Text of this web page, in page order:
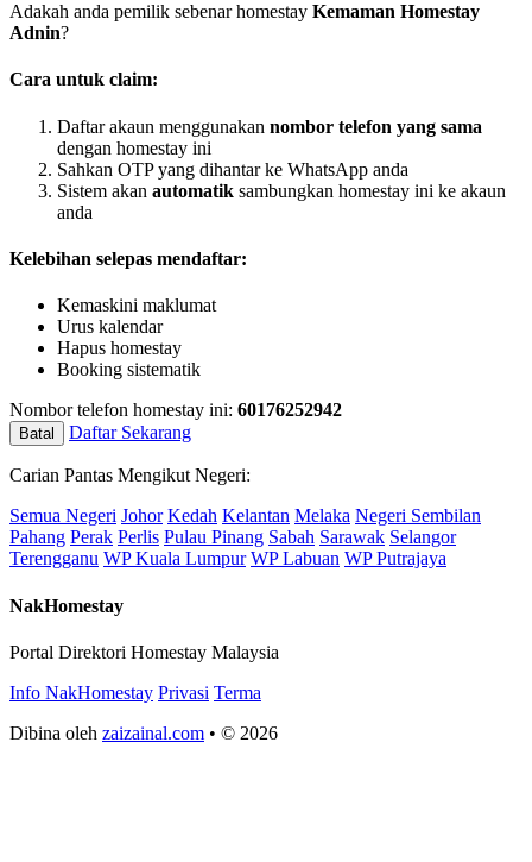
Adakah anda pemilik sebenar homestay Kemaman Homestay
Adnin?
Cara untuk claim:
Daftar akaun menggunakan nombor telefon yang sama
dengan homestay ini
Sahkan OTP yang dihantar ke WhatsApp anda
Sistem akan automatik sambungkan homestay ini ke akaun
anda
Kelebihan selepas mendaftar:
Kemaskini maklumat
Urus kalendar
Hapus homestay
Booking sistematik
Nombor telefon homestay ini: 60176252942
Batal Daftar Sekarang
Carian Pantas Mengikut Negeri:
Semua Negeri Johor Kedah Kelantan Melaka Negeri Sembilan
Pahang Perak Perlis Pulau Pinang Sabah Sarawak Selangor
Terengganu WP Kuala Lumpur WP Labuan WP Putrajaya
NakHomestay
Portal Direktori Homestay Malaysia
Info NakHomestay Privasi Terma
Dibina oleh zaizainal.com • © 2026